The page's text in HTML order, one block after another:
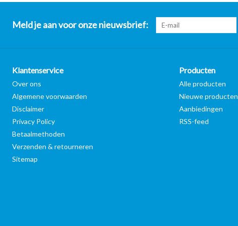
Meld je aan voor onze nieuwsbrief:
Klantenservice
Over ons
Algemene voorwaarden
Disclaimer
Privacy Policy
Betaalmethoden
Verzenden & retourneren
Sitemap
Producten
Alle producten
Nieuwe producten
Aanbiedingen
RSS-feed